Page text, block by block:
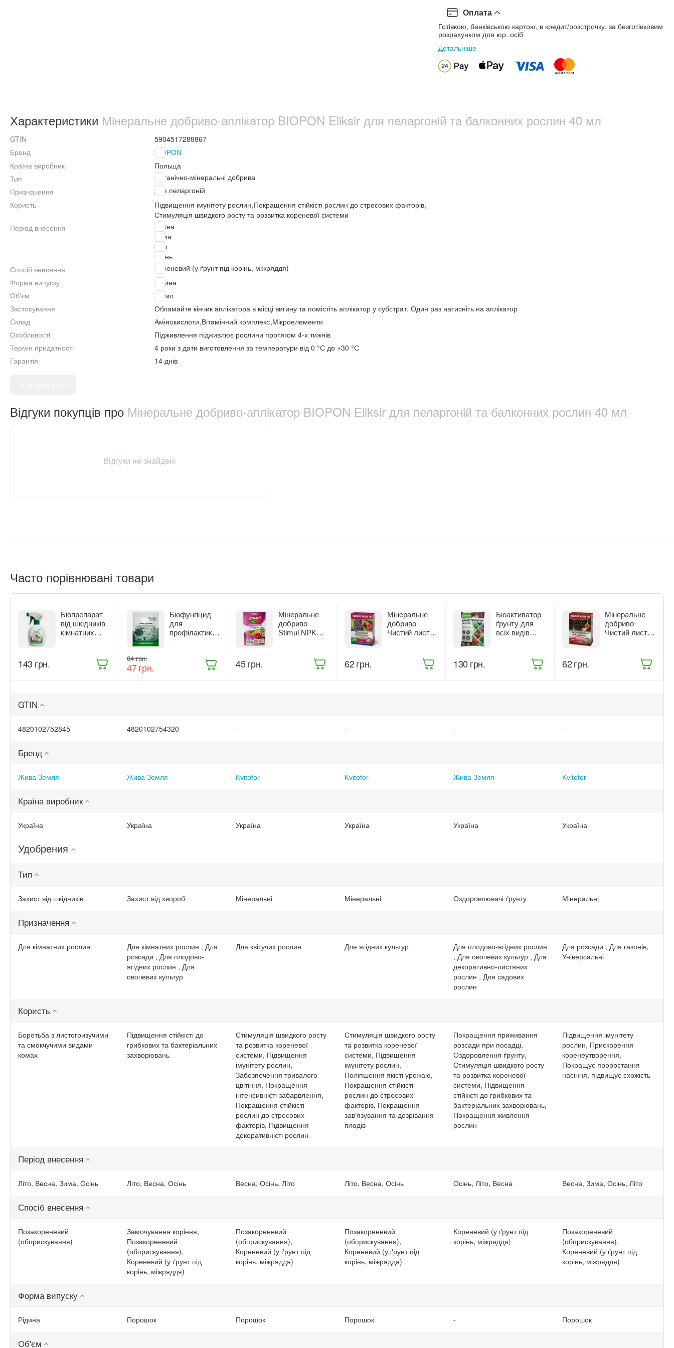
Оплата
Готівкою, банківською картою, в кредит/розстрочку, за безготівковим
розрахунком для юр. осіб
Детальніше
Характеристики Мінеральне добриво-аплікатор BIOPON Eliksir для пеларгоній та балконних рослин 40 мл
GTIN
5904517288867
Бренд
BIOPON
Країна виробник
Польща
Тип
Органічно-мінеральні добрива
Призначення
Для пеларгоній
Користь
Підвищення імунітету рослин,Покращення стійкісті рослин до стресових факторів,
Стимуляція швидкого росту та розвитка кореневої системи
Період внесення
Весна
Зима
Літо
Осінь
Спосіб внесення
Кореневий (у ґрунт під корінь, міжряддя)
Форма випуску
Рідина
Об'єм
40 мл
Застосування
Обламайте кінчик аплікатора в місці вигину та помістіть аплікатор у субстрат. Один раз натисніть на аплікатор
Склад
Амінокислоти,Вітамінний комплекс,Мікроелементи
Особливості
Підживлення підживлює рослини протягом 4-х тижнів
Термін придатності
4 роки з дати виготовлення за температури від 0 °С до +30 °С
Гарантія
14 днів
Відгуки покупців про Мінеральне добриво-аплікатор BIOPON Eliksir для пеларгоній та балконних рослин 40 мл
Відгуки не знайдені
Часто порівнювані товари
Біопрепарат
від шкідників
кімнатних
спрей 300 мл
‍143‍ грн.
Біофунгіцид
для
профілактики
Триходерма
‍84‍ грн.
‍47‍грн.
Мінеральне
добриво
Stimul NPK
‍45‍грн.
Мінеральне
добриво
Чистий лист
‍62‍грн.
Біоактиватор
ґрунту для
всіх видів
БіоХелп 5 л
(ТД0031988)
‍130‍ грн.
Мінеральне
добриво
Чистий лист
‍62‍грн.
GTIN
4820102752845 4820102754320 - - - -
Бренд
Жива Земля Жива Земля Kvitofor Kvitofor Жива Земля Kvitofor
Країна виробник
Україна Україна Україна Україна Україна Україна
Удобрения
Тип
Захист від шкідників Захист від хвороб Мінеральні Мінеральні Оздоровлювачі ґрунту Мінеральні
Призначення
Для кімнатних рослин
Для кімнатних рослин , Для
розсади , Для плодово-
ягідних рослин , Для
овочевих культур
Для квітучих рослин Для ягідних культур
Для плодово-ягідних рослин
, Для овочевих культур , Для
декоративно-листяних
рослин , Для садових
рослин
Для розсади , Для газонів,
Універсальні
Користь
Боротьба з листогризучими
та смокчучими видами
комах
Підвищення стійкісті до
грибкових та бактеріальних
захворювань
Стимуляція швидкого росту
та розвитка кореневої
системи, Підвищення
імунітету рослин,
Забезпечення тривалого
цвітіння, Покращення
інтенсивністі забарвлення,
Покращення стійкісті
рослин до стресових
факторів, Підвищення
декоративністі рослин
Стимуляція швидкого росту
та розвитка кореневої
системи, Підвищення
імунітету рослин,
Поліпшення якісті урожаю,
Покращення стійкісті
рослин до стресових
факторів, Покращення
зав'язування та дозрівання
плодів
Покращення приживання
розсади при посадці,
Оздоровлення ґрунту,
Стимуляція швидкого росту
та розвитка кореневої
системи, Підвищення
стійкісті до грибкових та
бактеріальних захворювань,
Покращення живлення
рослин
Підвищення імунітету
рослин, Прискорення
коренеутворення,
Покращує проростання
насіння, підвищує схожість
Період внесення
Літо, Весна, Зима, Осінь Літо, Весна, Осінь Весна, Осінь, Літо Літо, Весна, Осінь Осінь, Літо, Весна Весна, Зима, Осінь, Літо
Спосіб внесення
Позакореневий
(обприскування)
Замочування коріння,
Позакореневий
(обприскування),
Кореневий (у ґрунт під
корінь, міжряддя)
Позакореневий
(обприскування),
Кореневий (у ґрунт під
корінь, міжряддя)
Позакореневий
(обприскування),
Кореневий (у ґрунт під
корінь, міжряддя)
Кореневий (у ґрунт під
корінь, міжряддя)
Позакореневий
(обприскування),
Кореневий (у ґрунт під
корінь, міжряддя)
Форма випуску
Рідина Порошок Порошок Порошок - Порошок
Об'єм